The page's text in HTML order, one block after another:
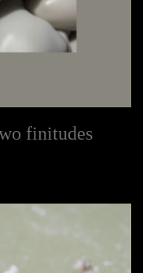
finitudes